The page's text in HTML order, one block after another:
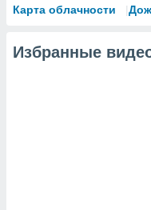
Карта облачности
Избранные